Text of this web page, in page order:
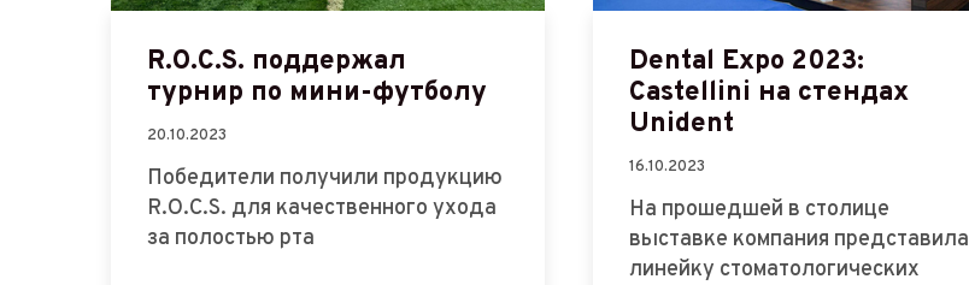
R.O.C.S. поддержал
турнир по мини-футболу
20.10.2023
Победители получили продукцию
R.O.C.S. для качественного ухода
за полостью рта
Dental Expo 2023:
Castellini на стендах
Unident
16.10.2023
На прошедшей в столице
выставке компания представила
линейку стоматологических